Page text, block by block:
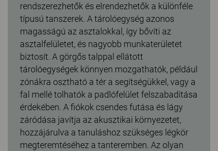
rendszerezhetők és elrendezhetők a különféle
típusú tanszerek. A tárolóegység azonos
magasságú az asztalokkal, így bővíti az
asztalfelületet, és nagyobb munkaterületet
biztosít. A görgős talppal ellátott
tárolóegységek könnyen mozgathatók, például
zónákra osztható a tér a segítségükkel, vagy a
fal mellé tolhatók a padlófelület felszabadítása
érdekében. A fiókok csendes futása és lágy
záródása javítja az akusztikai környezetet,
hozzájárulva a tanuláshoz szükséges légkör
megteremtéséhez a tanteremben. Az olyan